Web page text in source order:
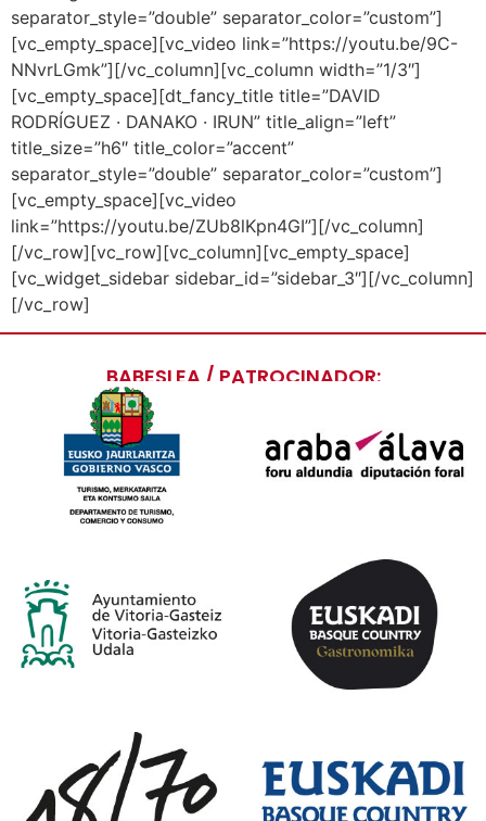
separator_style=”double” separator_color=”custom”]
[vc_empty_space][vc_video link=”https://youtu.be/9C-
NNvrLGmk”][/vc_column][vc_column width=”1/3″]
[vc_empty_space][dt_fancy_title title=”DAVID
RODRÍGUEZ · DANAKO · IRUN” title_align=”left”
title_size=”h6″ title_color=”accent”
separator_style=”double” separator_color=”custom”]
[vc_empty_space][vc_video
link=”https://youtu.be/ZUb8lKpn4GI”][/vc_column]
[/vc_row][vc_row][vc_column][vc_empty_space]
[vc_widget_sidebar sidebar_id=”sidebar_3″][/vc_column]
[/vc_row]
BABESLEA / PATROCINADOR: